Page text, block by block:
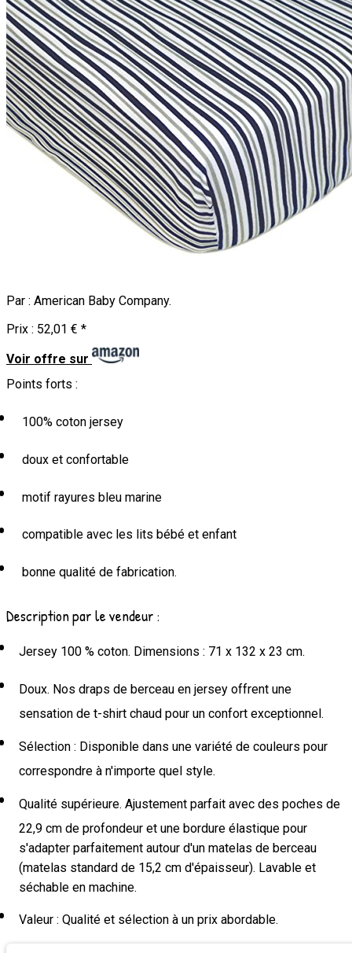
Par : American Baby Company.
Prix : 52,01 € *
Voir offre sur
Points forts :
100% coton jersey
doux et confortable
motif rayures bleu marine
compatible avec les lits bébé et enfant
bonne qualité de fabrication.
Description par le vendeur :
Jersey 100 % coton. Dimensions : 71 x 132 x 23 cm.
Doux. Nos draps de berceau en jersey offrent une
sensation de t-shirt chaud pour un confort exceptionnel.
Sélection : Disponible dans une variété de couleurs pour
correspondre à n'importe quel style.
Qualité supérieure. Ajustement parfait avec des poches de
22,9 cm de profondeur et une bordure élastique pour
s'adapter parfaitement autour d'un matelas de berceau
(matelas standard de 15,2 cm d'épaisseur). Lavable et
séchable en machine.
Valeur : Qualité et sélection à un prix abordable.